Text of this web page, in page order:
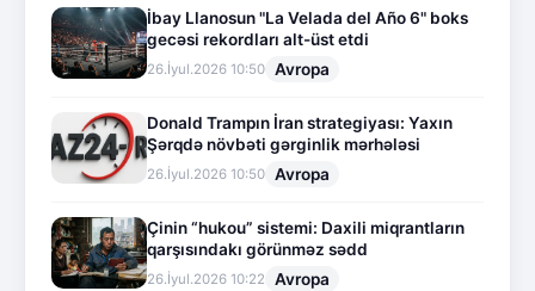
İbay Llanosun "La Velada del Año 6" boks
gecəsi rekordları alt-üst etdi
26.İyul.2026 10:50 Avropa
Donald Trampın İran strategiyası: Yaxın
Şərqdə növbəti gərginlik mərhələsi
26.İyul.2026 10:50 Avropa
Çinin “hukou” sistemi: Daxili miqrantların
qarşısındakı görünməz sədd
26.İyul.2026 10:22 Avropa